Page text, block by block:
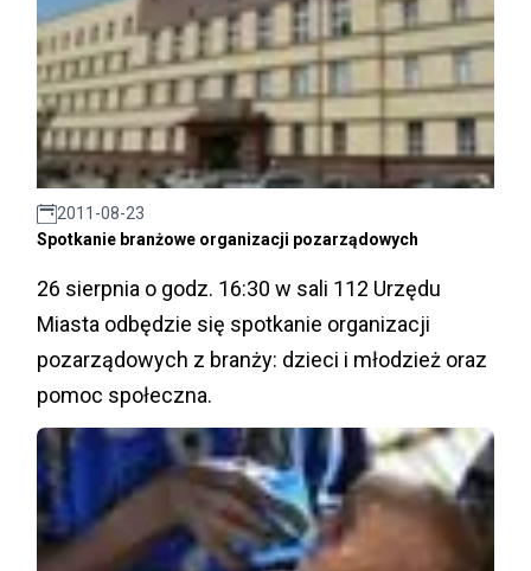
2011-08-23
Spotkanie branżowe organizacji pozarządowych
26 sierpnia o godz. 16:30 w sali 112 Urzędu
Miasta odbędzie się spotkanie organizacji
pozarządowych z branży: dzieci i młodzież oraz
pomoc społeczna.